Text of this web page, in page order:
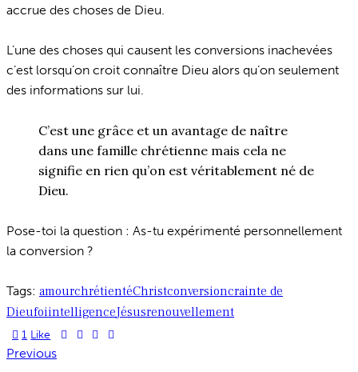
accrue des choses de Dieu.
L’une des choses qui causent les conversions inachevées
c’est lorsqu’on croit connaître Dieu alors qu’on seulement
des informations sur lui.
C’est une grâce et un avantage de naître
dans une famille chrétienne mais cela ne
signifie en rien qu’on est véritablement né de
Dieu.
Pose-toi la question : As-tu expérimenté personnellement
la conversion ?
Tags: amourchrétientéChristconversioncrainte de
DieufoiintelligenceJésusrenouvellement
1 Like
Navigation
Previous